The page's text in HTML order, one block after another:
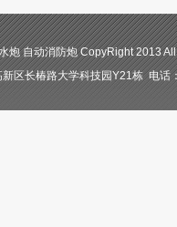
炮 自动消防炮 CopyRight 2013
新区长椿路大学科技园Y21栋 电